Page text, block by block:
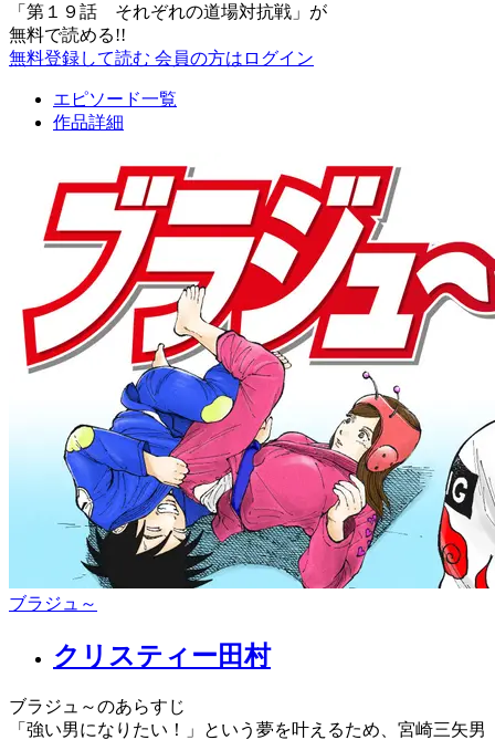
「 第１９話 それぞれの道場対抗戦 」が
無料で読める!!
無料登録して読む 会員の方はログイン
エピソード一覧
作品詳細
ブラジュ～
クリスティー田村
ブラジュ～のあらすじ
「強い男になりたい！」という夢を叶えるため、宮崎三矢男